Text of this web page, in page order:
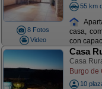
8 Fotos
Video
55 km
casa,
con
Casa
Casa
Burgo de
10